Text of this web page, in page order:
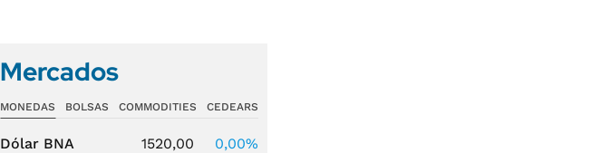
Mercados
MONEDAS BOLSAS COMMODITIES CEDEARS
Dólar BNA 1520,00
0,00%